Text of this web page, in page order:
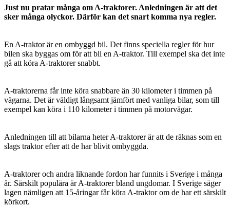
Just nu pratar många om A-traktorer. Anledningen är att det
sker många olyckor. Därför kan det snart komma nya regler.
En A-traktor är en ombyggd bil. Det finns speciella regler för hur
bilen ska byggas om för att bli en A-traktor. Till exempel ska det inte
gå att köra A-traktorer snabbt.
A-traktorerna får inte köra snabbare än 30 kilometer i timmen på
vägarna. Det är väldigt långsamt jämfört med vanliga bilar, som till
exempel kan köra i 110 kilometer i timmen på motorvägar.
Anledningen till att bilarna heter A-traktorer är att de räknas som en
slags traktor efter att de har blivit ombyggda.
A-traktorer och andra liknande fordon har funnits i Sverige i många
år. Särskilt populära är A-traktorer bland ungdomar. I Sverige säger
lagen nämligen att 15-åringar får köra A-traktor om de har ett särskilt
körkort.